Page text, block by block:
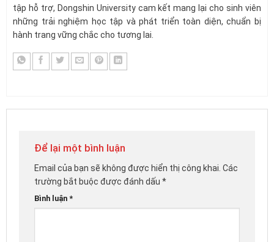
tập hỗ trợ, Dongshin University cam kết mang lại cho sinh viên
những trải nghiệm học tập và phát triển toàn diện, chuẩn bị
hành trang vững chắc cho tương lai.
Để lại một bình luận
Email của bạn sẽ không được hiển thị công khai. Các
trường bắt buộc được đánh dấu *
Bình luận *